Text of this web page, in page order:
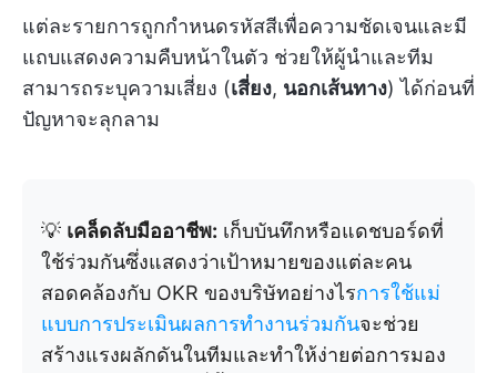
แต่ละรายการถูกกำหนดรหัสสีเพื่อความชัดเจนและมี
แถบแสดงความคืบหน้าในตัว ช่วยให้ผู้นำและทีม
สามารถระบุความเสี่ยง (เสี่ยง, นอกเส้นทาง) ได้ก่อนที่
ปัญหาจะลุกลาม
💡 เคล็ดลับมืออาชีพ: เก็บบันทึกหรือแดชบอร์ดที่
ใช้ร่วมกันซึ่งแสดงว่าเป้าหมายของแต่ละคน
สอดคล้องกับ OKR ของบริษัทอย่างไรการใช้แม่
แบบการประเมินผลการทำงานร่วมกันจะช่วย
สร้างแรงผลักดันในทีมและทำให้ง่ายต่อการมอง